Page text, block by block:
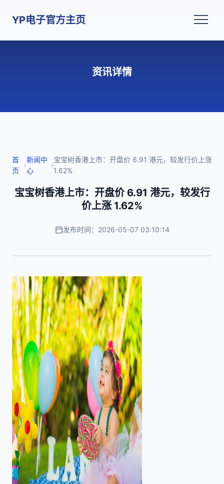
YP电子官方主页
资讯详情
首
页
›
新闻中
心
›
宝宝树香港上市：开盘价 6.91 港元，较发行价上涨
1.62%
宝宝树香港上市：开盘价 6.91 港元，较发行
价上涨 1.62%
发布时间：2026-05-07 03:10:14